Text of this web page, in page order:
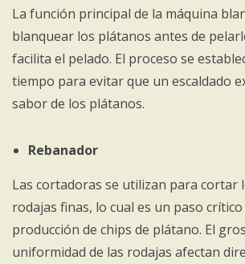
La función principal de la máquina
blanquear los plátanos antes de
facilita el pelado. El proceso se
tiempo para evitar que un escaldado
sabor de los plátanos.
Rebanador
Las cortadoras se utilizan para cortar
rodajas finas, lo cual es un paso
producción de chips de plátano. El
uniformidad de las rodajas afectan